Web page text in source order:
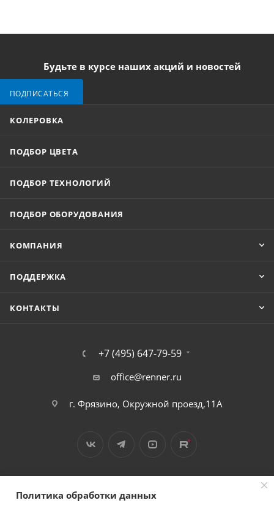
Будьте в курсе наших акций и новостей
ПОДПИСАТЬСЯ
КОЛЕРОВКА
ПОДБОР ЦВЕТА
ПОДБОР ТЕХНОЛОГИЙ
ПОДБОР ОБОРУДОВАНИЯ
КОМПАНИЯ
ПОДДЕРЖКА
КОНТАКТЫ
+7 (495) 647-79-59
office@renner.ru
г. Фрязино, Окружной проезд,11А
Политика обработки данных